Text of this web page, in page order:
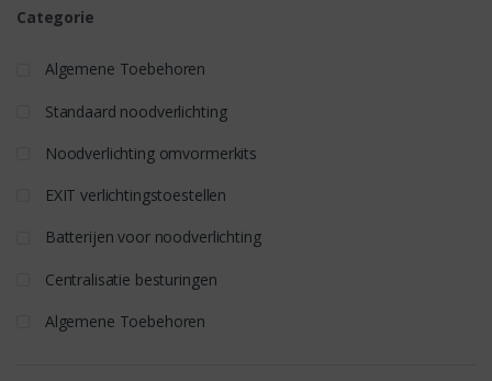
Categorie
Algemene Toebehoren
Standaard noodverlichting
Noodverlichting omvormerkits
EXIT verlichtingstoestellen
Batterijen voor noodverlichting
Centralisatie besturingen
Algemene Toebehoren